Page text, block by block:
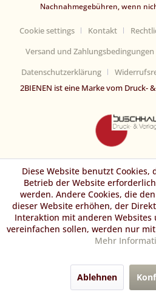
Nachnahmegebühren, wenn
Cookie settings Kontakt
Versand und Zahlungsbedingungen
Datenschutzerklärung
2BIENEN ist eine Marke vom Druck-
Diese Website benutzt
Betrieb der Website
werden. Andere Cookies, die
dieser Website erhöhen, der
Interaktion mit anderen Websites
vereinfachen sollen, werden nur
Mehr
Ablehnen